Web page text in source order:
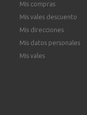
Mis compras
Mis vales descuento
Mis direcciones
Mis datos personales
Mis vales